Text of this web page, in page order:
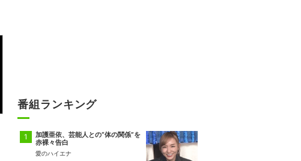
番組ランキング
加護亜依、芸能人との“体の関係”を
赤裸々告白
愛のハイエナ